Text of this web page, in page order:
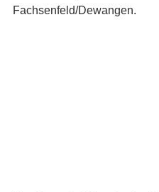
Fachsenfeld/Dewangen.